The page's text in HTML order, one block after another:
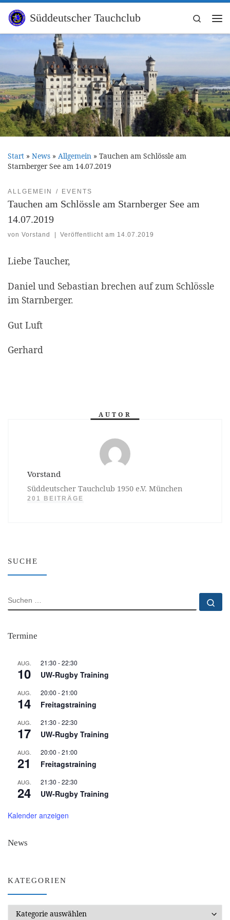
Zum Inhalt springen
Süddeutscher Tauchclub
Search
Start » News » Allgemein » Tauchen am Schlössle am
Starnberger See am 14.07.2019
ALLGEMEIN EVENTS
Tauchen am Schlössle am Starnberger See am
14.07.2019
von Vorstand Veröffentlicht am 14.07.2019
Liebe Taucher,
Daniel und Sebastian brechen auf zum Schlössle
im Starnberger.
Gut Luft
Gerhard
AUTOR
Vorstand
Süddeutscher Tauchclub 1950 e.V. München
201 BEITRÄGE
SUCHE
SUCHE
Termine
AUG.
10
21:30 -22:30
UW-Rugby Training
AUG.
14
20:00 -21:00
Freitagstraining
AUG.
17
21:30 -22:30
UW-Rugby Training
AUG.
21
20:00 -21:00
Freitagstraining
AUG.
24
21:30 -22:30
UW-Rugby Training
Kalender anzeigen
News
KATEGORIEN